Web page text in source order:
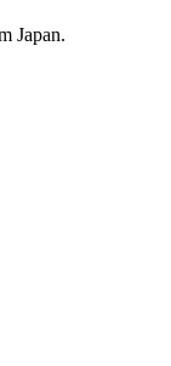
Japan.